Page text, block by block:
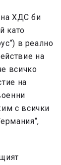
на ХДС би
като
в реално
на
всичко
на
с всички